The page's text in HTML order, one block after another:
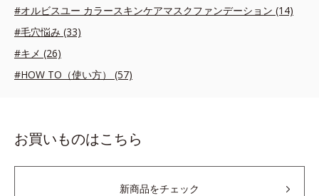
#オルビスユー カラースキンケアマスクファンデーション (14)
#毛穴悩み (33)
#キメ (26)
#HOW TO（使い方） (57)
お買いものはこちら
新商品をチェック